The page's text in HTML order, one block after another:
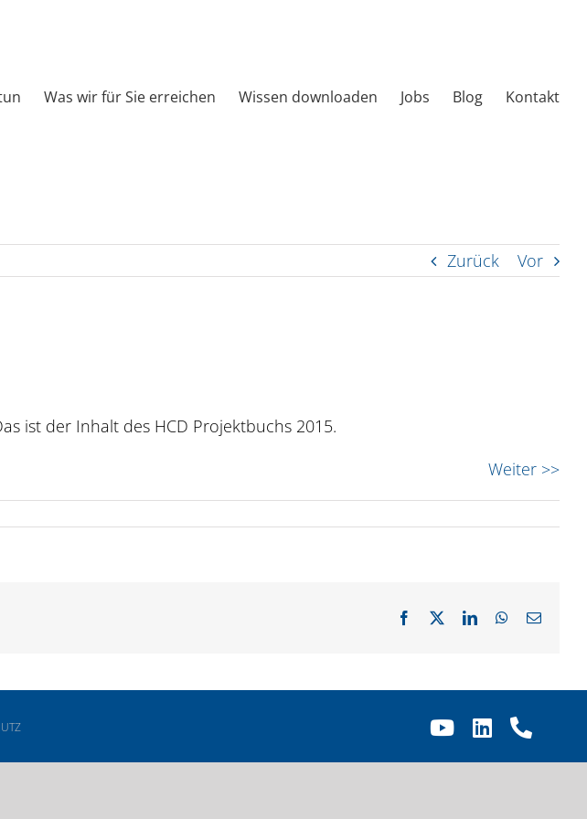
Was wir für Sie erreichen Wissen downloaden Jobs Blog Kontakt
Zurück Vor
ist der Inhalt des HCD Projektbuchs 2015.
Weiter >>
Facebook LinkedInWhatsApp
E-
YouTube
LinkedIn